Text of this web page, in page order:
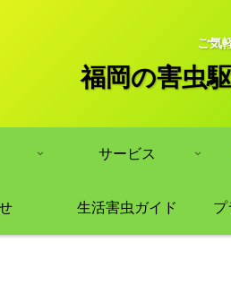
ご気
福岡の害虫
サービス
生活害虫ガイド プ